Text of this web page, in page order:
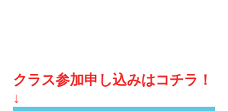
クラス参加申し込みはコチラ！
↓